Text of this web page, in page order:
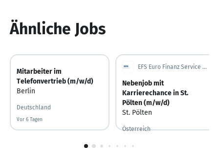
Ähnliche Jobs
Mitarbeiter im
Telefonvertrieb (m/w/d)
Berlin
Deutschland
Vor 6 Tagen
Vor 6 Tagen veröffentlicht
EFS Euro Finanz Service Vermittlungs AG
Nebenjob mit
Karrierechance in St.
Pölten (m/w/d)
St. Pölten
Österreich